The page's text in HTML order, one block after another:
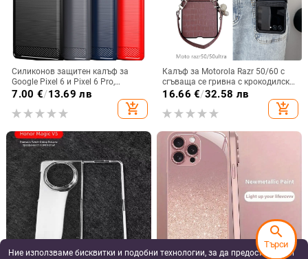
Силиконов защитен калъф за
Google Pixel 6 и Pixel 6 Pro,
съвместим с Pixel 7a, пълна
7.00 €/13.69 лв
add_shopping_cart
Калъф за Motorola Razr 50/60 с
сгъваща се гривна с крокодилски
релеф
16.66 €/32.58 лв
add_shopping_cart
Ние използваме бисквитки и подобни технологии, за да предоставяме и
search
Търси